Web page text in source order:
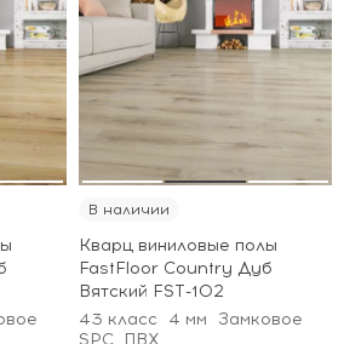
В наличии
Кварц виниловые полы
FastFloor Country Дуб
Вятский FST-102
43 класс
4 мм
Замковое
SPC, ПВХ